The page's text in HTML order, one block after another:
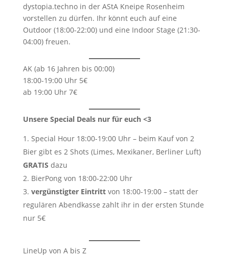
dystopia.techno in der AStA Kneipe Rosenheim
vorstellen zu dürfen. Ihr könnt euch auf eine
Outdoor (18:00-22:00) und eine Indoor Stage (21:30-
04:00) freuen.
AK (ab 16 Jahren bis 00:00)
18:00-19:00 Uhr 5€
ab 19:00 Uhr 7€
Unsere Special Deals nur für euch <3
Special Hour 18:00-19:00 Uhr – beim Kauf von 2
Bier gibt es 2 Shots (Limes, Mexikaner, Berliner Luft)
GRATIS dazu
BierPong von 18:00-22:00 Uhr
vergünstigter Eintrittvon 18:00-19:00 – statt der
regulären Abendkasse zahlt ihr in der ersten Stunde
nur 5€
LineUp von A bis Z